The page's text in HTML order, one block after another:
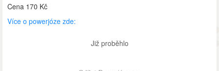
Cena 170 Kč
Více o powerjóze zde:
Již proběhlo